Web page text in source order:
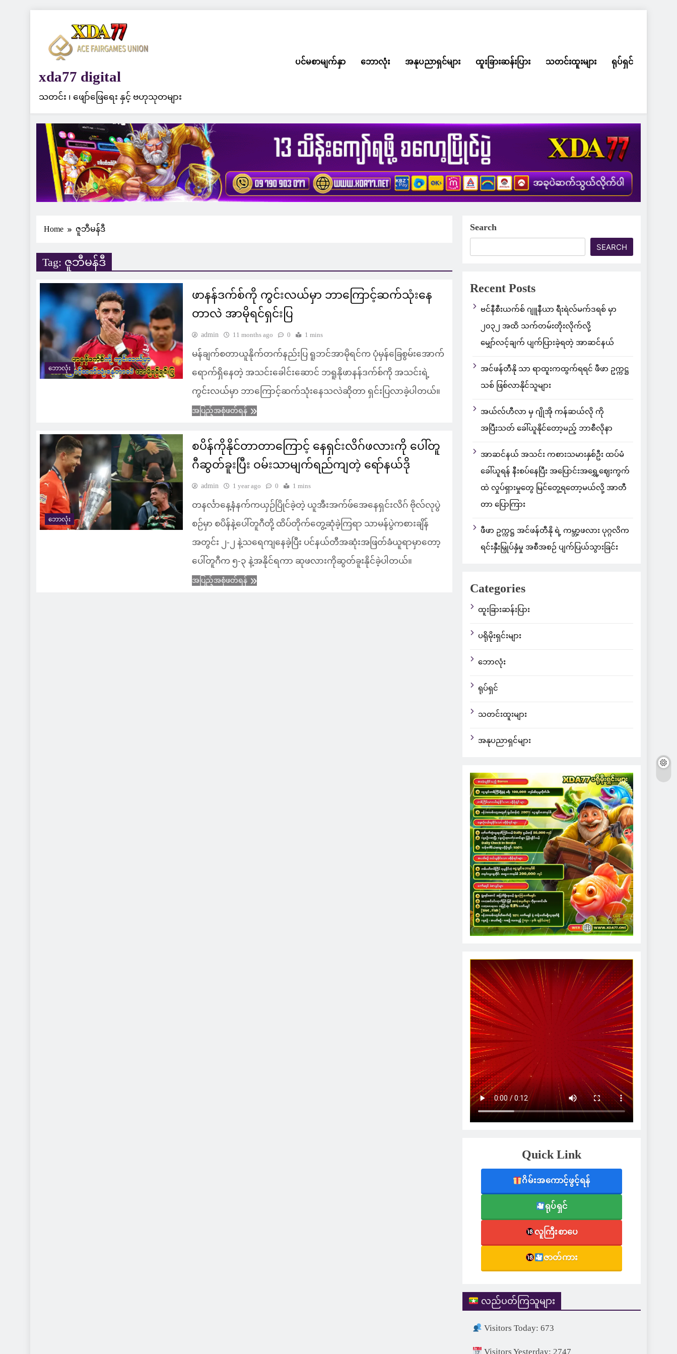
xda77 digital
သတင်း ၊ ဖျော်ဖြေရေး နှင့် ဗဟုသုတများ
ပင်မစာမျက်နှာ ဘောလုံး အနုပညာရှင်များ ထူးခြားဆန်းပြား သတင်းထူးများ ရုပ်ရှင်
Home ဇူဘီမန်ဒီ
Tag: ဇူဘီမန်ဒီ
ဘောလုံး
ဖာနန်ဒက်စ်ကို ကွင်းလယ်မှာ ဘာကြောင့်ဆက်သုံးနေ
တာလဲ အာမိုရင်ရှင်းပြ
admin 11 months ago 0 1 mins
မန်ချက်စတာယူနိုက်တက်နည်းပြ ရူဘင်အာမိုရင်က ပုံမှန်ခြေစွမ်းအောက်
ရောက်ရှိနေတဲ့ အသင်းခေါင်းဆောင် ဘရူနိုဖာနန်ဒက်စ်ကို အသင်းရဲ့
ကွင်းလယ်မှာ ဘာကြောင့်ဆက်သုံးနေသလဲဆိုတာ ရှင်းပြလာခဲ့ပါတယ်။
အပြည့်အစုံဖတ်ရန်
ဘောလုံး
စပိန်ကိုနိုင်တာတာကြောင့် နေရှင်းလိဂ်ဖလားကို ပေါ်တူ
ဂီဆွတ်ခူးပြီး ဝမ်းသာမျက်ရည်ကျတဲ့ ရော်နယ်ဒို
admin 1 year ago 0 1 mins
တနင်္လာနေ့နံနက်ကယှဉ်ပြိုင်ခဲ့တဲ့ ယူအီးအက်ဖ်အေနေရှင်းလိဂ် ဗိုလ်လုပွဲ
စဉ်မှာ စပိန်နဲ့ပေါ်တူဂီတို့ ထိပ်တိုက်တွေ့ဆုံခဲ့ကြရာ သာမန်ပွဲကစားချိန်
အတွင်း ၂-၂ နဲ့သရေကျနေခဲ့ပြီး ပင်နယ်တီအဆုံးအဖြတ်ခံယူရာမှာတော့
ပေါ်တူဂီက ၅-၃ နဲ့အနိုင်ရကာ ဆုဖလားကိုဆွတ်ခူးနိုင်ခဲ့ပါတယ်။
အပြည့်အစုံဖတ်ရန်
Search
SEARCH
Recent Posts
ဗင်နီစီးယက်စ် ဂျူနီယာ ရီးရဲလ်မက်ဒရစ် မှာ
၂၀၃၂ အထိ သက်တမ်းတိုးလိုက်လို့
မျှော်လင့်ချက် ပျက်ပြားခဲ့ရတဲ့ အာဆင်နယ်
အင်ဖန်တီနို သာ ရာထူးကထွက်ရရင် ဖီဖာ ဥက္ကဋ္ဌ
သစ် ဖြစ်လာနိုင်သူများ
အယ်လ်ဟီလာ မှ ဂျိုအို ကန်ဆယ်လို ကို
အပြီးသတ် ခေါ်ယူနိုင်တော့မည့် ဘာစီလိုနာ
အာဆင်နယ် အသင်း ကစားသမားနှစ်ဦး ထပ်မံ
ခေါ်ယူရန် နီးစပ်နေပြီး အပြောင်းအရွှေ့ဈေးကွက်
ထဲ လှုပ်ရှားမှုတွေ မြင်တွေ့ရတော့မယ်လို့ အာတီ
တာ ပြောကြား
ဖီဖာ ဥက္ကဋ္ဌ အင်ဖန်တီနို ရဲ့ ကမ္ဘာ့ဖလား ပုဂ္ဂလိက
ရင်းနှီးမြှုပ်နှံမှု အစီအစဉ် ပျက်ပြယ်သွားခြင်း
Categories
ထူးခြားဆန်းပြား
ပရိုမိုးရှင်းများ
ဘောလုံး
ရုပ်ရှင်
သတင်းထူးများ
အနုပညာရှင်များ
Quick Link
ဂိမ်းအကောင့်ဖွင့်ရန်
ရုပ်ရှင်
လူကြီးစာပေ
ဇာတ်ကား
လည်ပတ်ကြသူများ
Visitors Today: 673
Visitors Yesterday: 2747